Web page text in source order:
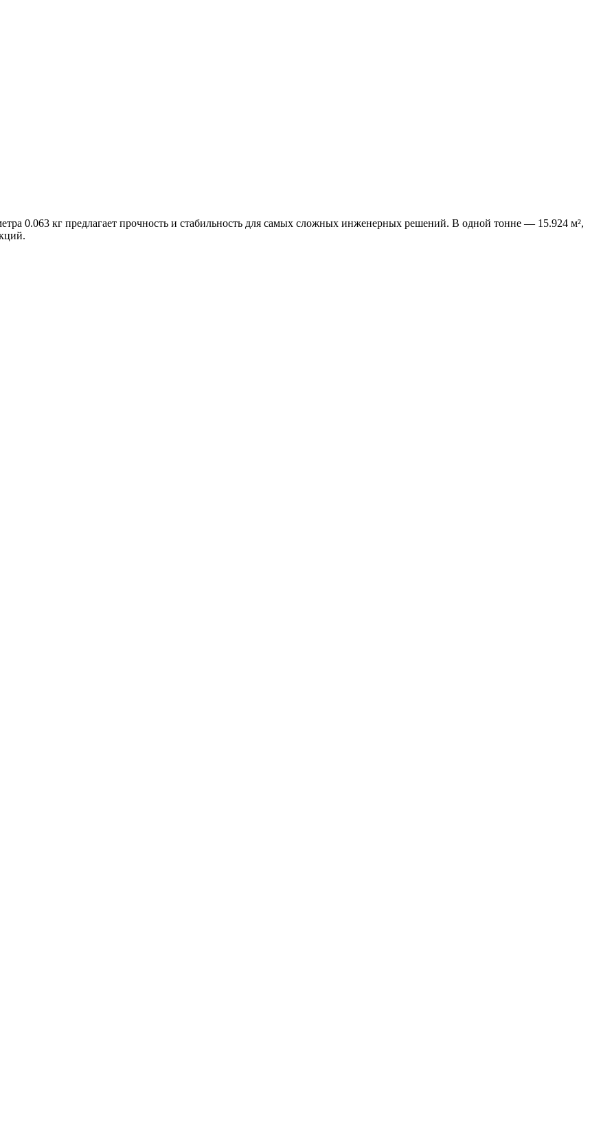
0.063 кг предлагает прочность и стабильность для самых сложных инженерных решений. В одной тонне — 15.924 м²,